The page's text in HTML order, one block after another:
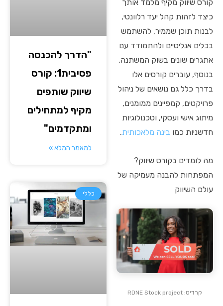
קורס שיווק מקיף מלמד אותך
כיצד לזהות קהל יעד רלוונטי,
לבנות תוכן שממיר, להשתמש
בכלים אנליטיים ולהתמודד עם
אתגרים שונים בשוק המשתנה.
בנוסף, עוברים קורסים אלו
בדרך כלל גם נושאים של ניהול
פרויקטים, קמפיינים ממומנים,
מיתוג אישי ועסקי, וטכנולוגיות
חדשניות כמו בינה מלאכותית.
מה לומדים בקורס שיווק?
המפתחות להבנה מעמיקה של
עולם השיווק
קרדיט: RDNE Stock project
"הדרך להכנסה
פסיבית1: קורס
שיווק שותפים
מקיף למתחילים
ומתקדמים"
למאמר המלא »
כללי